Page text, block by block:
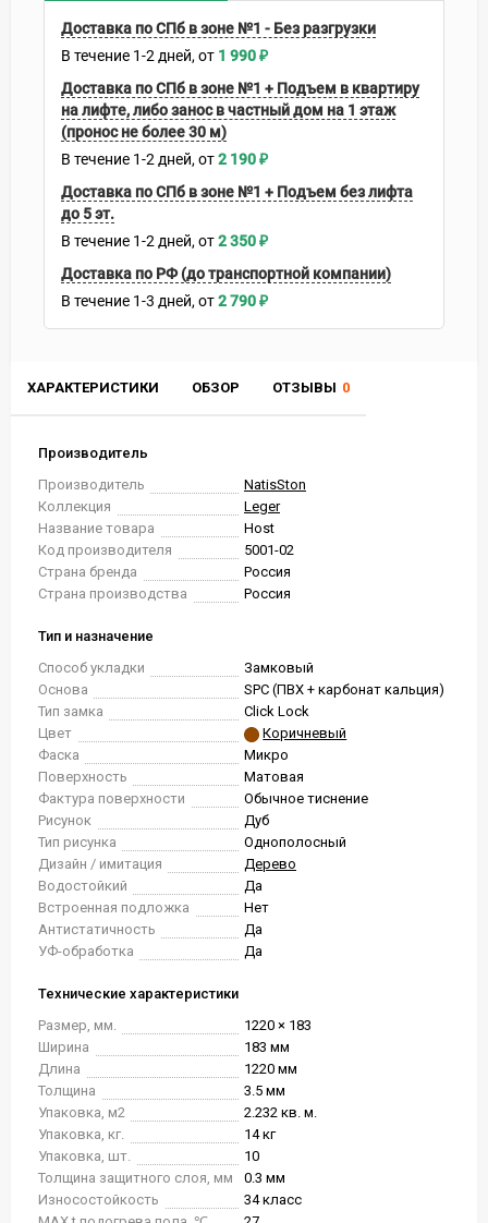
ХАРАКТЕРИСТИКИ ОБЗОР ОТЗЫВЫ 0
Производитель
Производитель
NatisSton
Коллекция
Leger
Название товара
Host
Код производителя
5001-02
Страна бренда
Россия
Страна производства
Россия
Тип и назначение
Способ укладки
Замковый
Основа
SPC (ПВХ + карбонат кальция)
Тип замка
Click Lock
Цвет
Коричневый
Фаска
Микро
Поверхность
Матовая
Фактура поверхности
Обычное тиснение
Рисунок
Дуб
Тип рисунка
Однополосный
Дизайн / имитация
Дерево
Водостойкий
Да
Встроенная подложка
Нет
Антистатичность
Да
УФ-обработка
Да
Технические характеристики
Размер, мм.
1220 × 183
Ширина
183 мм
Длина
1220 мм
Толщина
3.5 мм
Упаковка, м2
2.232 кв. м.
Упаковка, кг.
14 кг
Упаковка, шт.
10
Толщина защитного слоя, мм
0.3 мм
Износостойкость
34 класс
Доставка по СПб в зоне №1 - Без разгрузки
В течение 1-2 дней 1 990₽
Доставка по СПб в зоне №1 + Подъем в квартиру
на лифте, либо занос в частный дом на 1 этаж
(пронос не более 30 м)
В течение 1-2 дней 2 190₽
Доставка по СПб в зоне №1 + Подъем без лифта
до 5 эт.
В течение 1-2 дней 2 350₽
Доставка по РФ (до транспортной компании)
В течение 1-3 дней 2 790₽